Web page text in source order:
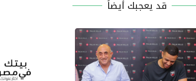
قد يعجبك أيضاً